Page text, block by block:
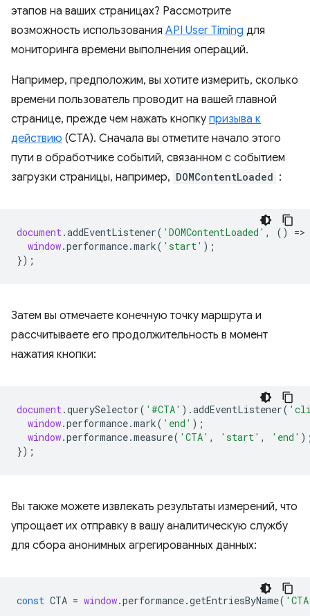
этапов на ваших страницах? Рассмотрите
возможность использования API User Timing для
мониторинга времени выполнения операций.
Например, предположим, вы хотите измерить, сколько
времени пользователь проводит на вашей главной
странице, прежде чем нажать кнопку призыва к
действию (CTA). Сначала вы отметите начало этого
пути в обработчике событий, связанном с событием
загрузки страницы, например, DOMContentLoaded :
document.addEventListener( 'DOMContentLoaded' , () =>
window.performance.mark( 'start' );
});
Затем вы отмечаете конечную точку маршрута и
рассчитываете его продолжительность в момент
нажатия кнопки:
document.querySelector( '#CTA' ).addEventListener(
window.performance.mark( 'end' );
window.performance.measure( 'CTA' , 'start' , 'end'
});
Вы также можете извлекать результаты измерений, что
упрощает их отправку в вашу аналитическую службу
для сбора анонимных агрегированных данных:
const CTA = window.performance.getEntriesByName(